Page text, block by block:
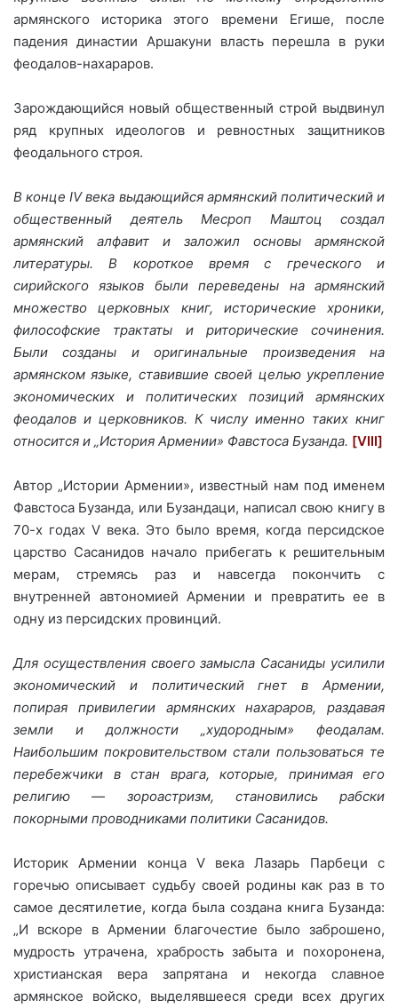
армянского историка этого времени Егише, после
падения династии Аршакуни власть перешла в руки
феодалов-нахараров.
Зарождающийся новый общественный строй выдвинул
ряд крупных идеологов и ревностных защитников
феодального строя.
В конце IV века выдающийся армянский политический и
общественный деятель Месроп Маштоц создал
армянский алфавит и заложил основы армянской
литературы. В короткое время с греческого и
сирийского языков были переведены на армянский
множество церковных книг, исторические хроники,
философские трактаты и риторические сочинения.
Были созданы и оригинальные произведения на
армянском языке, ставившие своей целью укрепление
экономических и политических позиций армянских
феодалов и церковников. К числу именно таких книг
относится и „История Армении» Фавстоса Бузанда. [VIII]
Автор „Истории Армении», известный нам под именем
Фавстоса Бузанда, или Бузандаци, написал свою книгу в
70-х годах V века. Это было время, когда персидское
царство Сасанидов начало прибегать к решительным
мерам, стремясь раз и навсегда покончить с
внутренней автономией Армении и превратить ее в
одну из персидских провинций.
Для осуществления своего замысла Сасаниды усилили
экономический и политический гнет в Армении,
попирая привилегии армянских нахараров, раздавая
земли и должности „худородным» феодалам.
Наибольшим покровительством стали пользоваться те
перебежчики в стан врага, которые, принимая его
религию — зороастризм, становились рабски
покорными проводниками политики Сасанидов.
Историк Армении конца V века Лазарь Парбеци с
горечью описывает судьбу своей родины как раз в то
самое десятилетие, когда была создана книга Бузанда:
„И вскоре в Армении благочестие было заброшено,
мудрость утрачена, храбрость забыта и похоронена,
христианская вера запрятана и некогда славное
армянское войско, выделявшееся среди всех других